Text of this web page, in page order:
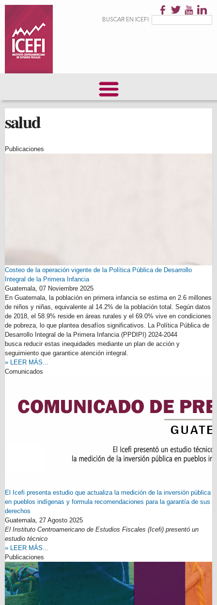
principalFormulario de
BUSCAR EN ICEFI:
salud
Publicaciones
Costeo de la operación vigente de la Política Pública de Desarrollo
Integral de la Primera Infancia
Guatemala, 07 Noviembre 2025
En Guatemala, la población en primera infancia se estima en 2.6 millones
de niños y niñas, equivalente al 14.2% de la población total. Según datos
de 2018, el 58.9% reside en áreas rurales y el 69.0% vive en condiciones
de pobreza, lo que plantea desafíos significativos. La Política Pública de
Desarrollo Integral de la Primera Infancia (PPDIPI) 2024-2044
busca reducir estas inequidades mediante un plan de acción y
seguimiento que garantice atención integral.
» LEER MÁS...
Comunicados
El Icefi presenta estudio que actualiza la medición de la inversión pública
en pueblos indígenas y formula recomendaciones para la garantía de sus
derechos
Guatemala, 27 Agosto 2025
El Instituto Centroamericano de Estudios Fiscales (Icefi) presentó un
estudio técnico
» LEER MÁS...
Publicaciones